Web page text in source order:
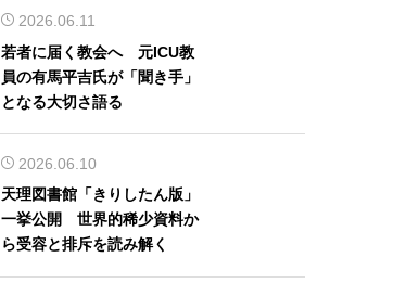
2026.06.11
若者に届く教会へ 元ICU教
員の有馬平吉氏が「聞き手」
となる大切さ語る
2026.06.10
天理図書館「きりしたん版」
一挙公開 世界的稀少資料か
ら受容と排斥を読み解く